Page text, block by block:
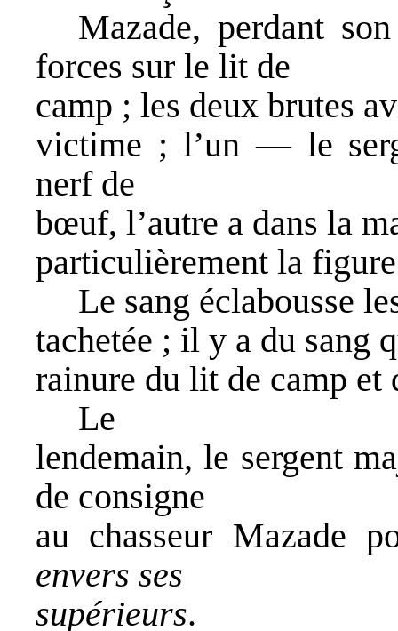
Mazade, perdant
forces sur le lit de
camp ; les deux brutes
victime ; l’un — le
nerf de
bœuf, l’autre a dans la
particulièrement la
Le sang éclabousse
tachetée ; il y a du sang
rainure du lit de camp et
Le
lendemain, le sergent
de consigne
au chasseur Mazade
envers ses
supérieurs.